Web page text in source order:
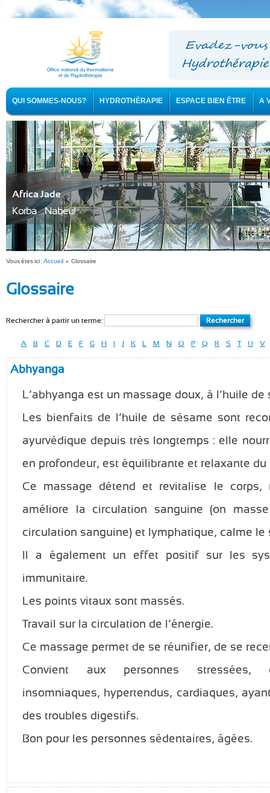
QUI SOMMES-NOUS? HYDROTHÉRAPIE ESPACE BIEN ÊTRE A
Africa Jade
Korba - Nabeul
Vous êtes ici :Accueil » Glossaire
Glossaire
Rechercher à partir un terme:
A B C D E F G H I J K L M N O P Q R S T U V
Abhyanga
L’abhyanga est un massage doux, à l’huile de
Les bienfaits de l’huile de sésame sont
ayurvédique depuis très longtemps : elle
en profondeur, est équilibrante et relaxante du
Ce massage détend et revitalise le corps,
améliore la circulation sanguine (on
circulation sanguine) et lymphatique, calme le
Il a également un effet positif sur les
immunitaire.
Les points vitaux sont massés.
Travail sur la circulation de l’énergie.
Ce massage permet de se réunifier, de se
Convient aux personnes stressées,
insomniaques, hypertendus, cardiaques,
des troubles digestifs.
Bon pour les personnes sédentaires, âgées.